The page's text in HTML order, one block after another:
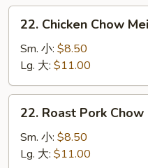
鸡
吞
Chicken
Chow
Mein
鸡
炒
22. Chicken Chow
Sm. 小: $8.50
Lg. 大: $11.00
Roast
Pork
Chow
22. Roast Pork Chow
Sm. 小: $8.50
Lg. 大: $11.00